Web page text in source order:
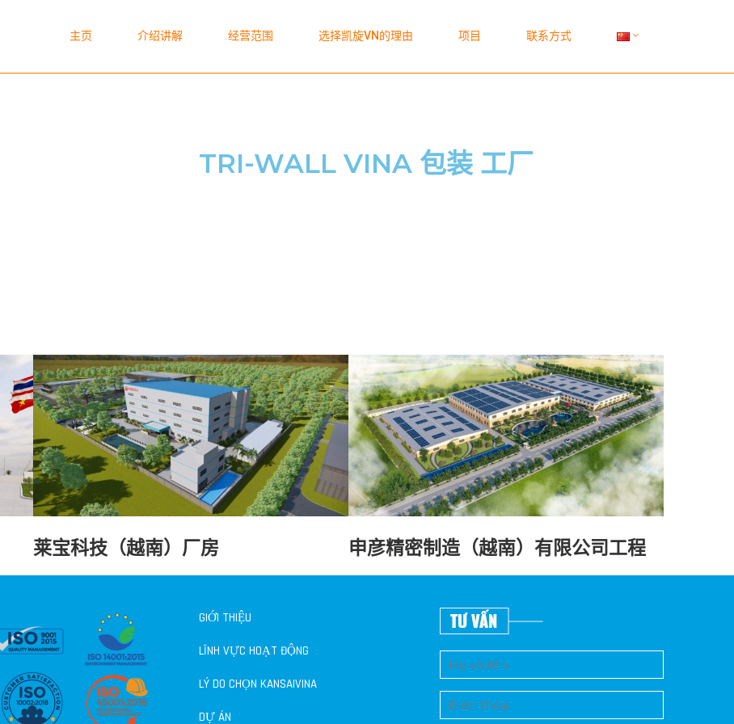
主页 介绍讲解 经营范围 选择凯旋VN的理由 项目 联系方式
TRI-WALL VINA 包装 工厂
莱宝科技（越南）厂房 申彦精密制造（越南）有限公司工程
GIỚI THIỆU
LĨNH VỰC HOẠT ĐỘNG
LÝ DO CHỌN KANSAIVINA
DỰ ÁN